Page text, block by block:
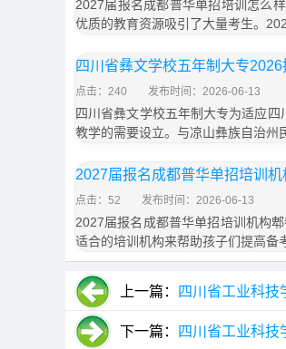
2027届报名成都普华单招培训怎么
优质的教育资源吸引了大量考生。
四川省彝文学校五年制大专2026
点击：240 发布时间：2026-06-13
四川省彝文学校五年制大专为适应
教学的需要设立。与凉山彝族自治州
2027届报名成都普华单招培训
点击：52 发布时间：2026-06-13
2027届报名成都普华单招培训机构
适合的培训机构来帮助孩子们提高备
上一篇： 四川省工业科技
下一篇： 四川省工业科技